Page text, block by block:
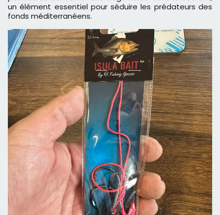
un élément essentiel pour séduire les prédateurs des
fonds méditerranéens.